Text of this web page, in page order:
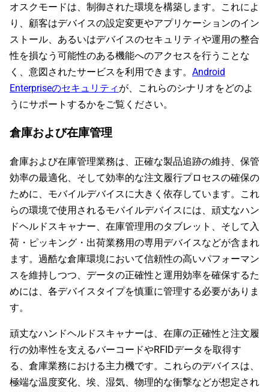
オスクモードは、制御された環境を構築します。これによ
り、顧客はデバイスの設定変更やアプリケーションのイン
ストール、あるいはデバイスのセキュリティや運用の整合
性を損なう可能性のある機能へのアクセスを行うことな
く、意図されたサービスを利用できます。 Android
Enterpriseのセキュリティ が、これらのシナリオをどのよ
うにサポートするかをご覧ください。
倉庫および在庫管理
倉庫および在庫管理業務は、正確な製品追跡の維持、保管
効率の最適化、そして効率的な注文履行プロセスの確保の
ために、モバイルデバイスに大きく依存しています。これ
らの環境で使用されるモバイルデバイスには、頑丈なハン
ドヘルドスキャナー、在庫管理用のタブレット、そして入
荷・ピッキング・出荷業務用の専用デバイスなどが含まれ
ます。過酷な倉庫環境において信頼性の高いパフォーマン
スを維持しつつ、データの正確性と運用効率を確保するた
めには、各デバイスタイプを慎重に管理する必要がありま
す。
頑丈なハンドヘルドスキャナーは、在庫の正確性と注文履
行の効率性を支えるバーコードやRFIDデータを取得す
る、倉庫業務における主力機です。これらのデバイスは、
極端な温度変化、埃、湿気、物理的な衝撃などが想定され